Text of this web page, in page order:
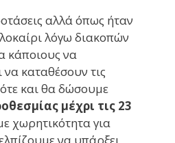
αλλά όπως ήταν
λόγω διακοπών
κάποιους να
καταθέσουν τις
και θα δώσουμε
μέχρι τις 23
χωρητικότητα για